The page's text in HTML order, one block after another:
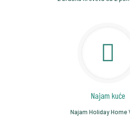
Najam kuće
Najam Holiday Home